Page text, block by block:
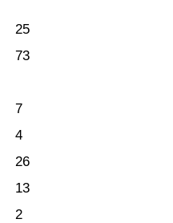
25
73
7
4
26
13
2